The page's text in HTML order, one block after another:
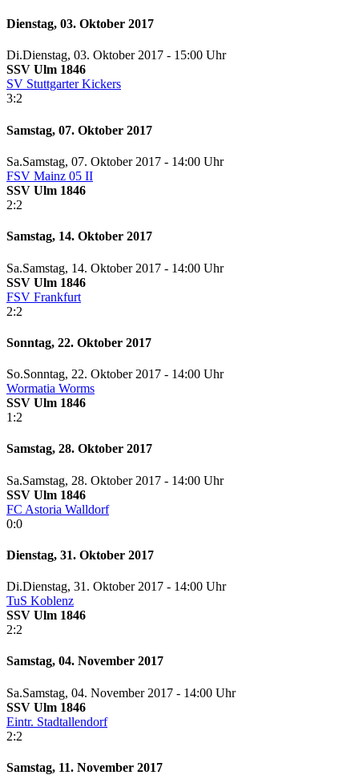
Dienstag, 03. Oktober 2017
Di.Dienstag, 03. Oktober 2017 - 15:00 Uhr
SSV Ulm 1846
SV Stuttgarter Kickers
3:2
Samstag, 07. Oktober 2017
Sa.Samstag, 07. Oktober 2017 - 14:00 Uhr
FSV Mainz 05 II
SSV Ulm 1846
2:2
Samstag, 14. Oktober 2017
Sa.Samstag, 14. Oktober 2017 - 14:00 Uhr
SSV Ulm 1846
FSV Frankfurt
2:2
Sonntag, 22. Oktober 2017
So.Sonntag, 22. Oktober 2017 - 14:00 Uhr
Wormatia Worms
SSV Ulm 1846
1:2
Samstag, 28. Oktober 2017
Sa.Samstag, 28. Oktober 2017 - 14:00 Uhr
SSV Ulm 1846
FC Astoria Walldorf
0:0
Dienstag, 31. Oktober 2017
Di.Dienstag, 31. Oktober 2017 - 14:00 Uhr
TuS Koblenz
SSV Ulm 1846
2:2
Samstag, 04. November 2017
Sa.Samstag, 04. November 2017 - 14:00 Uhr
SSV Ulm 1846
Eintr. Stadtallendorf
2:2
Samstag, 11. November 2017